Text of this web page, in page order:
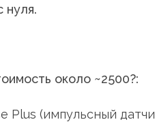
нуля.
около ~2500?:
Plus (импульсный